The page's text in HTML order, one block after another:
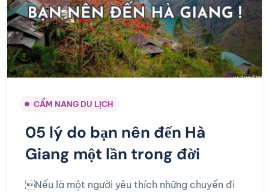
CẨM NANG DU LỊCH
05 lý do bạn nên đến Hà
Giang một lần trong đời
Nếu là một người yêu thích những chuyến đi